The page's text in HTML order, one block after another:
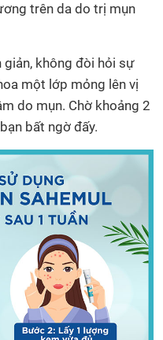
trên da do trị mụn
giản, không đòi hỏi sự
một lớp mỏng lên vị
do mụn. Chờ khoảng 2
bất ngờ đấy.